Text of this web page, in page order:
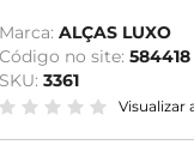
Marca: ALÇAS LUXO
Código no site: 584418
SKU: 3361
Visualizar